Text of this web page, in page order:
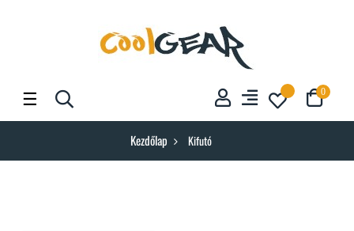
0
Toggle
navigation
☰
Kezdőlap Kifutó